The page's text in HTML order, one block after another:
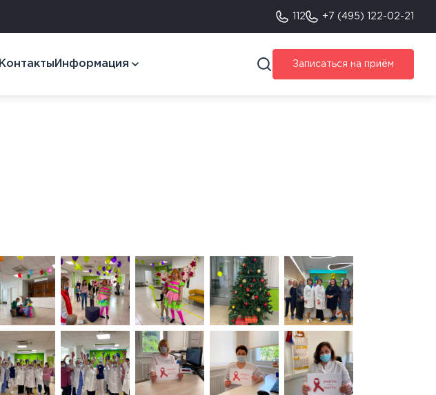
112 +7 (495) 122-02-21
Контакты Информация Записаться на приём